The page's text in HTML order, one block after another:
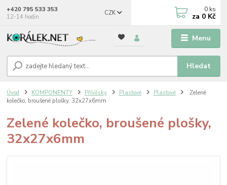
Menu
CZK
Hledat
+420 795 533 353
12-14 hodin
0 ks
za 0 Kč
Úvod KOMPONENTY Přívěsky Plastové Plastové
Zelené
kolečko, broušené plošky, 32x27x6mm
Zelené kolečko, broušené plošky,
32x27x6mm